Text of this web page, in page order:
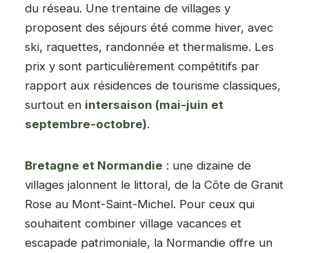
du réseau. Une trentaine de villages y
proposent des séjours été comme hiver, avec
ski, raquettes, randonnée et thermalisme. Les
prix y sont particulièrement compétitifs par
rapport aux résidences de tourisme classiques,
surtout en intersaison (mai-juin et
septembre-octobre).
Bretagne et Normandie : une dizaine de
villages jalonnent le littoral, de la Côte de Granit
Rose au Mont-Saint-Michel. Pour ceux qui
souhaitent combiner village vacances et
escapade patrimoniale, la Normandie offre un